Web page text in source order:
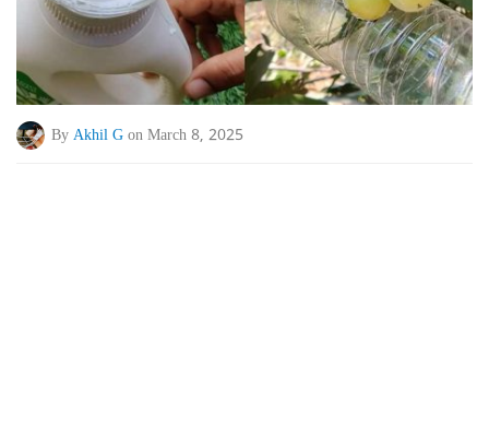
By Akhil G on March 8, 2025